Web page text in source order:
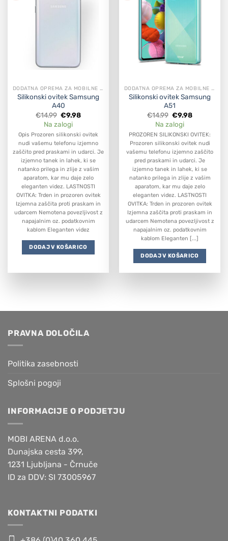
Silikonski ovitek Samsung
A40
€14.99 Original
price
was:
€14.99.
€9.98Current
€9.98.
Na zalogi
Opis Prozoren silikonski ovitek
nudi vašemu telefonu izjemno
zaščito pred praskami in udarci. Je
izjemno tanek in lahek, ki se
natanko prilega in zlije z vašim
aparatom, kar mu daje zelo
eleganten videz. LASTNOSTI
OVITKA: Trden in prozoren ovitek
Izjemna zaščita proti praskam in
udarcem Nemotena povezljivost z
napajalnim oz. podatkovnim
kablom Eleganten videz
DODAJ V KOŠARICO
Silikonski ovitek Samsung
A51
€14.99 Original
price
was:
€14.99.
€9.98Current
€9.98.
Na zalogi
PROZOREN SILIKONSKI OVITEK:
Prozoren silikonski ovitek nudi
vašemu telefonu izjemno zaščito
pred praskami in udarci. Je
izjemno tanek in lahek, ki se
natanko prilega in zlije z vašim
aparatom, kar mu daje zelo
eleganten videz. LASTNOSTI
OVITKA: Trden in prozoren ovitek
Izjemna zaščita proti praskam in
udarcem Nemotena povezljivost z
napajalnim oz. podatkovnim
kablom Eleganten [...]
DODAJ V KOŠARICO
PRAVNA DOLOČILA
Politika zasebnosti
Splošni pogoji
INFORMACIJE O PODJETJU
MOBI ARENA d.o.o.
Dunajska cesta 399,
1231 Ljubljana - Črnuče
ID za DDV: SI 73005967
KONTAKTNI PODATKI